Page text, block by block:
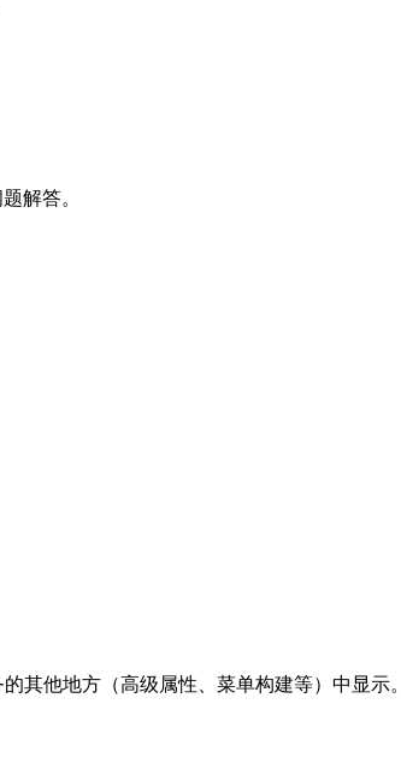
解答。
其他地方（高级属性、菜单构建等）中显示。